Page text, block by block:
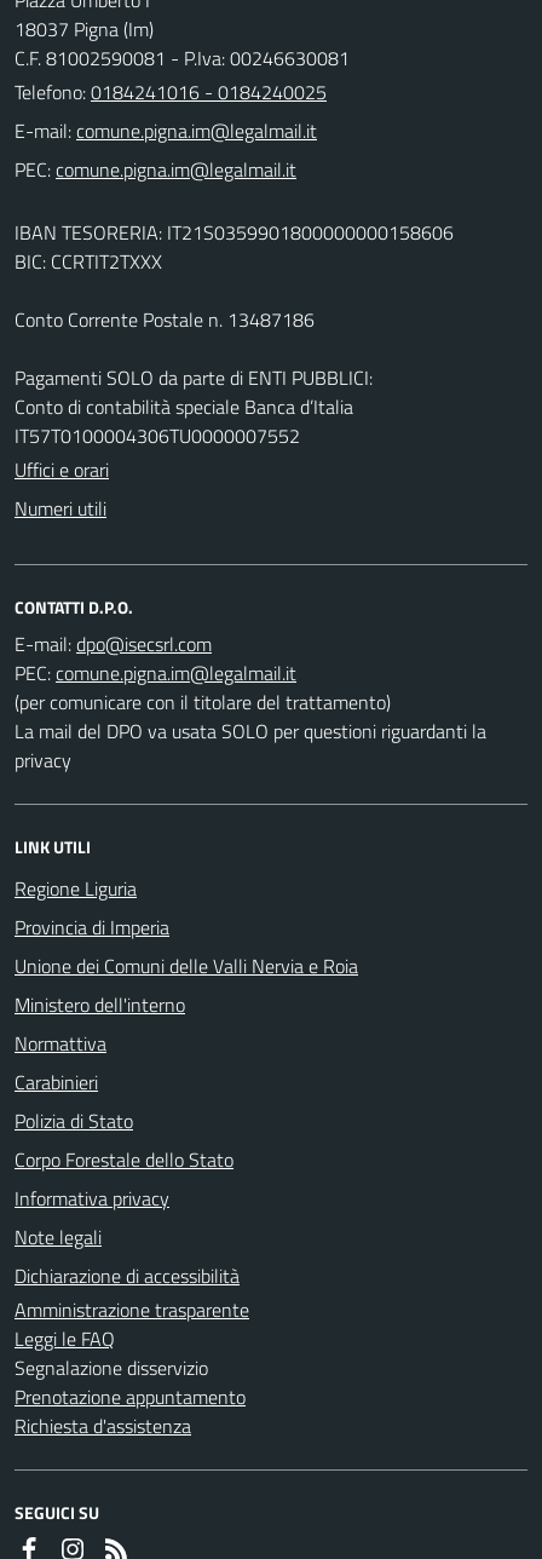
18037 Pigna (Im)
C.F. 81002590081 - P.Iva: 00246630081
Telefono:0184241016 - 0184240025
E-mail:
PEC:
IBAN TESORERIA: IT21S0359901800000000158606
BIC: CCRTIT2TXXX
Conto Corrente Postale n. 13487186
Pagamenti SOLO da parte di ENTI PUBBLICI:
Conto di contabilità speciale Banca d’Italia
IT57T0100004306TU0000007552
Uffici e orari
Numeri utili
CONTATTI D.P.O.
E-mail:
PEC:
(per comunicare con il titolare del trattamento)
La mail del DPO va usata SOLO per questioni riguardanti la
privacy
LINK UTILI
Regione Liguria
Provincia di Imperia
Unione dei Comuni delle Valli Nervia e Roia
Ministero dell'interno
Normattiva
Carabinieri
Polizia di Stato
Corpo Forestale dello Stato
Informativa privacy
Note legali
Dichiarazione di accessibilità
Amministrazione trasparente
Leggi le FAQ
Segnalazione disservizio
Prenotazione appuntamento
Richiesta d'assistenza
SEGUICI SU